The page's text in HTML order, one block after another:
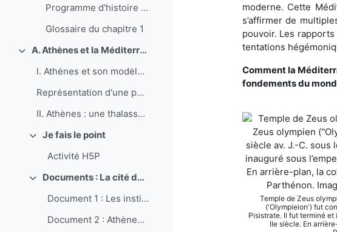
Programme d'histoire en seconde générale, thème 1, chapitre 1
Glossaire du chapitre 1
Replier
A. Athènes et la Méditerranée
I. Athènes et son modèle politique : une démo...
Représentation d'une phalange grecque sur un...
II. Athènes : une thalassocratie méditerranée...
Replier
Je fais le point
Activité H5P
Replier
Documents : La cité des Athéniens au Ve siècle av. J.-C.
Document 1 : Les institutions athéniennes {IN...
Document 2 : Athènes et la Ligue de Délos
moderne. Cette
s’affirmer de
pouvoir. Les
tentations
Comment la
fondements du
Temple de Zeus
('Olympieion') fut
Pisistrate. Il fut terminé et
IIe siècle. En